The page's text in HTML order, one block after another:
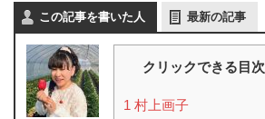
この記事を書いた人 最新の記事
クリックできる目次
1 村上画子